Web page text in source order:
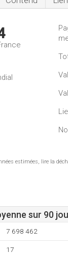
estimées, lire la
sur 90
7 698 462
17